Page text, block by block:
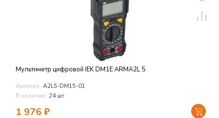
Мультиметр цифровой IEK DM1E ARMA2L 5
Артикул: A2L5-DM15-01
В наличии: 24 шт
1 976 ₽